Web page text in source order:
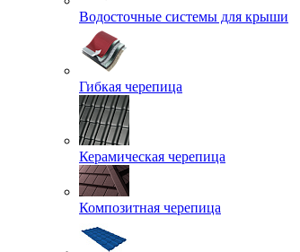
Водосточные системы для крыши
Гибкая черепица
Керамическая черепица
Композитная черепица